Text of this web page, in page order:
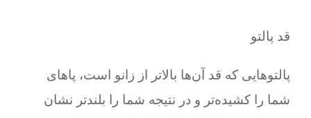
قد پالتو
پالتوهایی که قد آن‌ها بالا‌تر از زانو است، پا‌های
شما را کشیده‌تر و در نتیجه شما را بلند‌تر نشان